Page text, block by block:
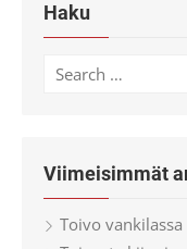
Haku
Search
Viimeisimmät
Toivo vankilassa